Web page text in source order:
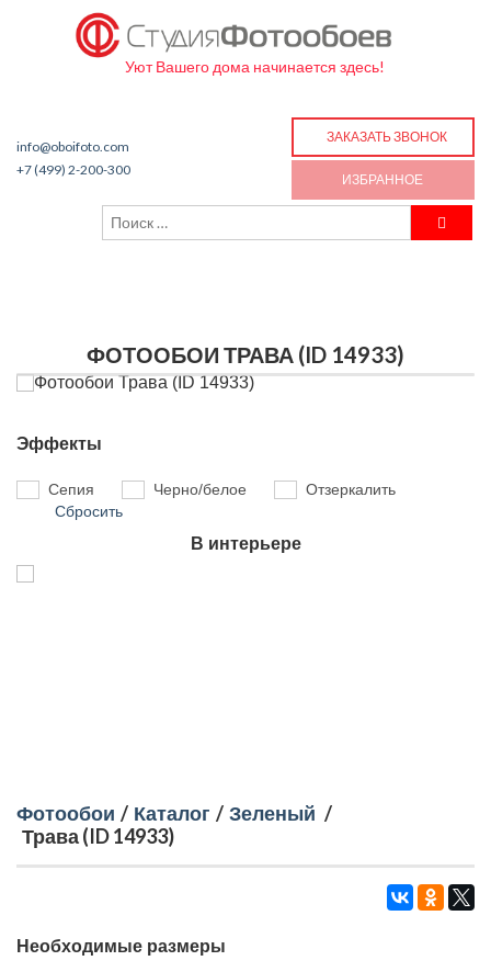
Уют Вашего дома начинается здесь!
info@oboifoto.com
+7 (499) 2-200-300
ЗАКАЗАТЬ ЗВОНОК
ИЗБРАННОЕ
ФОТООБОИ ТРАВА (ID 14933)
Эффекты
Сепия Черно/белое
Отзеркалить
Сбросить
В интерьере
Фотообои / Каталог / Зеленый /
Трава (ID 14933)
Необходимые размеры